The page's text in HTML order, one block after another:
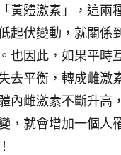
黃體激素」，這兩
起伏變動，就關係
也因此，如果平時
去平衡，轉成雌激
內雌激素不斷升高
，就會增加一個人